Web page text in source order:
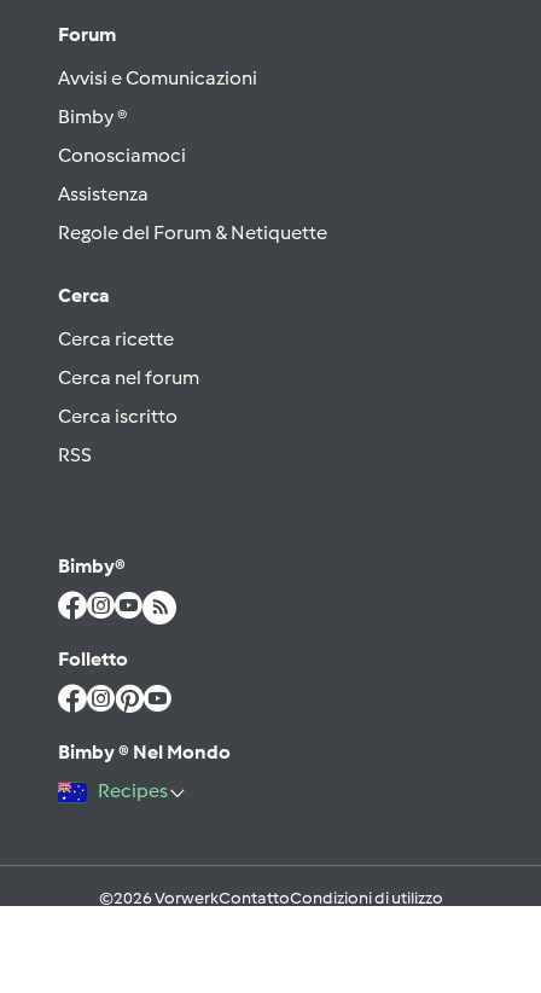
Forum
Avvisi e Comunicazioni
Bimby ®
Conosciamoci
Assistenza
Regole del Forum & Netiquette
Cerca
Cerca ricette
Cerca nel forum
Cerca iscritto
RSS
Bimby®
Folletto
Bimby ® Nel Mondo
Recipes
©2026 VorwerkContattoCondizioni di utilizzo